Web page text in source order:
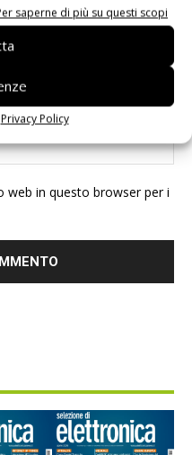
saperne di più su questi scopi
Privacy Policy
web in questo browser per i